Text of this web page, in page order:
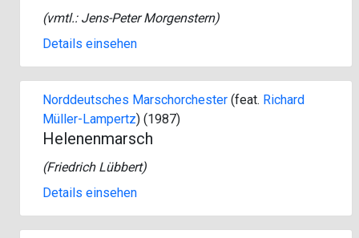
(vmtl.: Jens-Peter Morgenstern)
Details einsehen
Norddeutsches Marschorchester (feat. Richard
Müller-Lampertz) (1987)
Helenenmarsch
(Friedrich Lübbert)
Details einsehen